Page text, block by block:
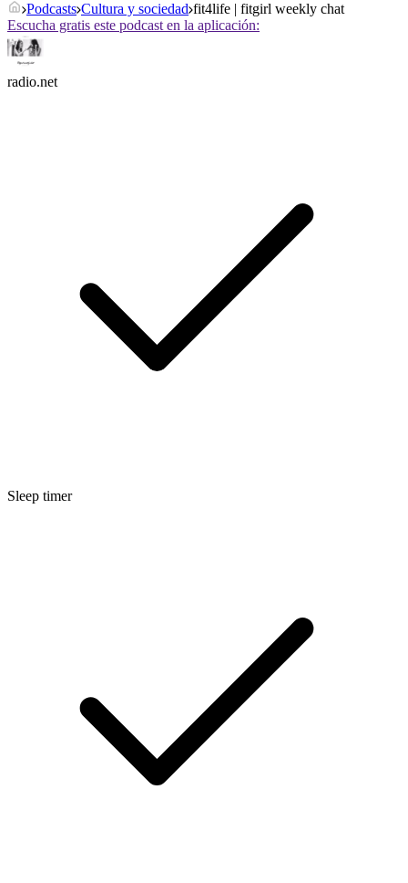
Podcasts Cultura y sociedad fit4life | fitgirl weekly chat
Escucha gratis este podcast en la aplicación:
radio.net
Sleep timer